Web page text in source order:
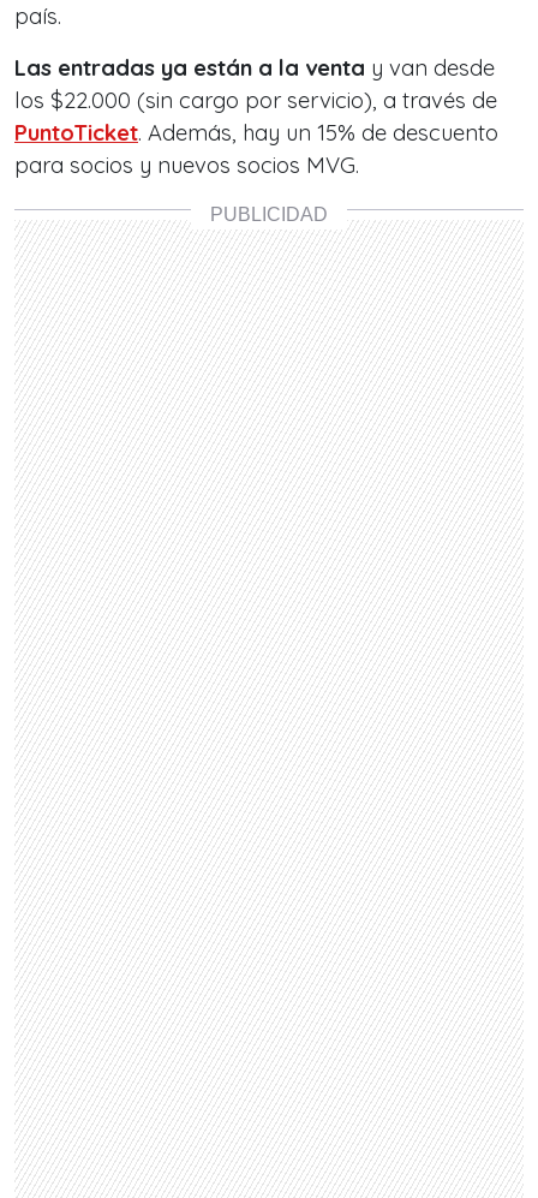
país.
Las entradas ya están a la venta y van desde
los $22.000 (sin cargo por servicio), a través de
PuntoTicket. Además, hay un 15% de descuento
para socios y nuevos socios MVG.